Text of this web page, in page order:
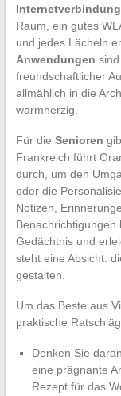
Internetverbindung
Raum, ein gutes
und jedes Lächeln
Anwendungen
freundschaftlicher
allmählich in die
warmherzig.
Für die Senioren
Frankreich führt
durch, um den
oder die
Notizen,
Gedächtnis und
steht eine Absicht:
gestalten.
Um das Beste aus
praktische
Denken Sie
eine prägnante
Rezept für das